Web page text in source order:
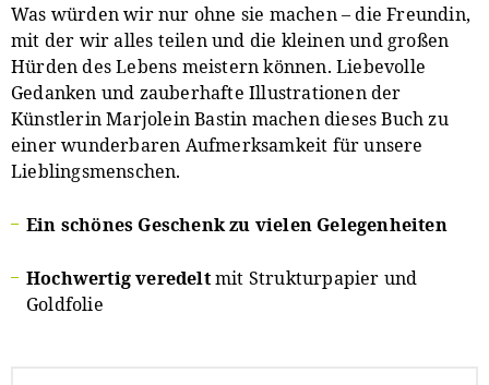
Was würden wir nur ohne sie machen – die Freundin,
mit der wir alles teilen und die kleinen und großen
Hürden des Lebens meistern können. Liebevolle
Gedanken und zauberhafte Illustrationen der
Künstlerin Marjolein Bastin machen dieses Buch zu
einer wunderbaren Aufmerksamkeit für unsere
Lieblingsmenschen.
Ein schönes Geschenk zu vielen Gelegenheiten
Hochwertig veredeltmit Strukturpapier und
Goldfolie